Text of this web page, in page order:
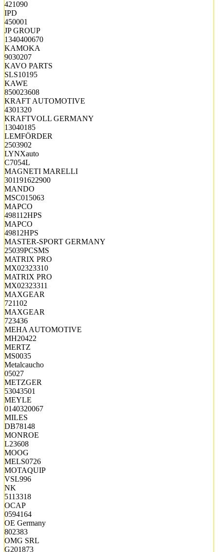
421090
IPD
450001
JP GROUP
1340400670
KAMOKA
9030207
KAVO PARTS
SLS10195
KAWE
850023608
KRAFT AUTOMOTIVE
4301320
KRAFTVOLL GERMANY
13040185
LEMFÖRDER
2503902
LYNXauto
C7054L
MAGNETI MARELLI
301191622900
MANDO
MSC015063
MAPCO
498112HPS
MAPCO
49812HPS
MASTER-SPORT GERMANY
25039PCSMS
MATRIX PRO
MX02323310
MATRIX PRO
MX02323311
MAXGEAR
721102
MAXGEAR
723436
MEHA AUTOMOTIVE
MH20422
MERTZ
MS0035
Metalcaucho
05027
METZGER
53043501
MEYLE
0140320067
MILES
DB78148
MONROE
L23608
MOOG
MELS0726
MOTAQUIP
VSL996
NK
5113318
OCAP
0594164
OE Germany
802383
OMG SRL
G201873